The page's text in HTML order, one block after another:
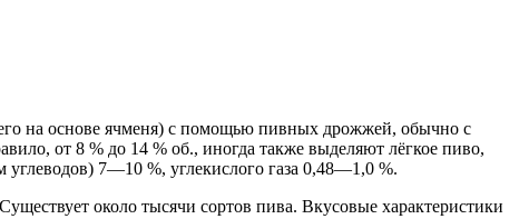
на основе ячменя) с помощью пивных дрожжей, обычно с
от 8 % до 14 % об., иногда также выделяют лёгкое пиво,
7—10 %, углекислого газа 0,48—1,0 %.
около тысячи сортов пива. Вкусовые характеристики